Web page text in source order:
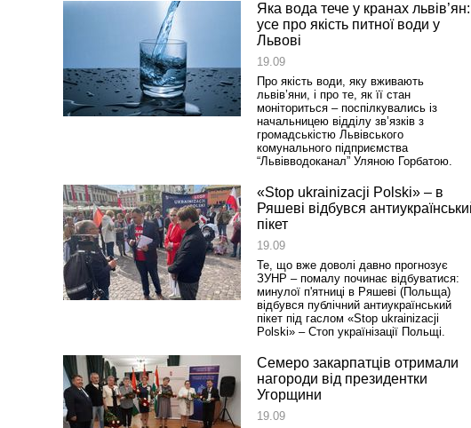
Яка вода тече у кранах львів’ян:
усе про якість питної води у
Львові
19.09
Про якість води, яку вживають
львів’яни, і про те, як її стан
моніториться – поспілкувались із
начальницею відділу зв’язків з
громадськістю Львівського
комунального підприємства
“Львівводоканал” Уляною Горбатою.
«Stop ukrainizacji Polski» – в
Ряшеві відбувся
пікет
19.09
Те, що вже доволі давно прогнозує
ЗУНР – помалу починає відбуватися:
минулої п'ятниці в Ряшеві (Польща)
відбувся публічний антиукраїнський
пікет під гаслом «Stop ukrainizacji
Polski» – Стоп українізації Польщі.
Семеро закарпатців отримали
нагороди від президентки
Угорщини
19.09